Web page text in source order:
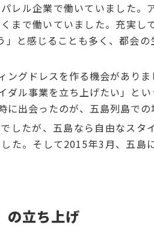
レル企業で働いていました。
まで働いていました。充実し
」と感じることも多く、都会
グドレスを作る機会があり
ダル事業を立ち上げたい」と
出会ったのが、五島列島での
したが、五島なら自由なスタ
た。そして2015年3月、五島
立ち上げ